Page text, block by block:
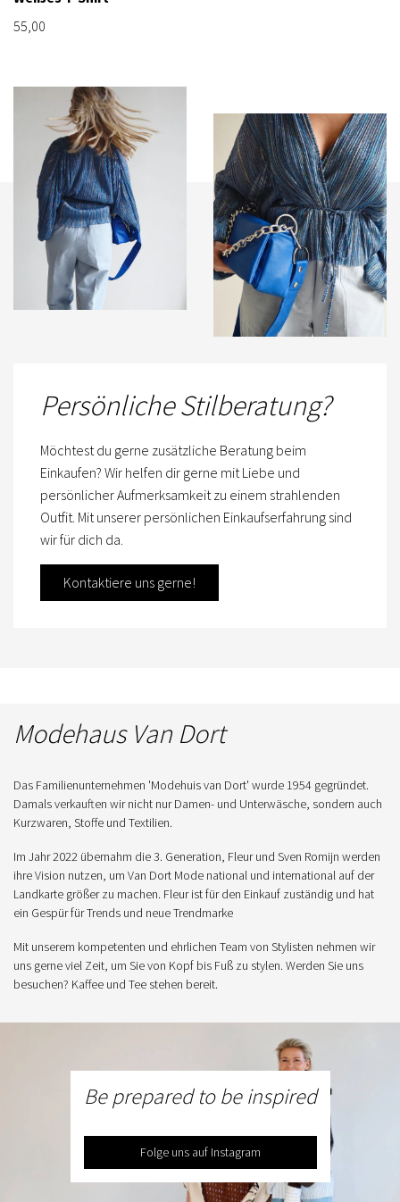
55,00
Persönliche Stilberatung?
Möchtest du gerne zusätzliche Beratung beim
Einkaufen? Wir helfen dir gerne mit Liebe und
persönlicher Aufmerksamkeit zu einem strahlenden
Outfit. Mit unserer persönlichen Einkaufserfahrung sind
wir für dich da.
Kontaktiere uns gerne!
Modehaus Van Dort
Das Familienunternehmen 'Modehuis van Dort' wurde 1954 gegründet.
Damals verkauften wir nicht nur Damen- und Unterwäsche, sondern auch
Kurzwaren, Stoffe und Textilien.
Im Jahr 2022 übernahm die 3. Generation, Fleur und Sven Romijn werden
ihre Vision nutzen, um Van Dort Mode national und international auf der
Landkarte größer zu machen. Fleur ist für den Einkauf zuständig und hat
ein Gespür für Trends und neue Trendmarke
Mit unserem kompetenten und ehrlichen Team von Stylisten nehmen wir
uns gerne viel Zeit, um Sie von Kopf bis Fuß zu stylen. Werden Sie uns
besuchen? Kaffee und Tee stehen bereit.
Be prepared to be inspired
Folge uns auf Instagram